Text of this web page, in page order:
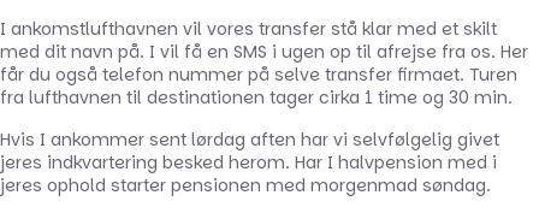
I ankomstlufthavnen vil vores transfer stå klar med et skilt
med dit navn på. I vil få en SMS i ugen op til afrejse fra os. Her
får du også telefon nummer på selve transfer firmaet. Turen
fra lufthavnen til destinationen tager cirka 1 time og 30 min.
Hvis I ankommer sent lørdag aften har vi selvfølgelig givet
jeres indkvartering besked herom. Har I halvpension med i
jeres ophold starter pensionen med morgenmad søndag.